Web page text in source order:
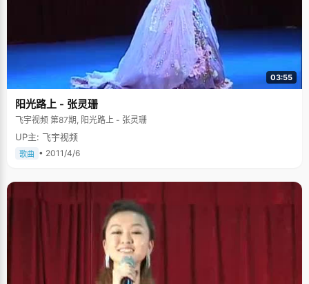
03:55
阳光路上 - 张灵珊
飞宇视频 第87期, 阳光路上 - 张灵珊
UP主: 飞宇视频
歌曲 • 2011/4/6